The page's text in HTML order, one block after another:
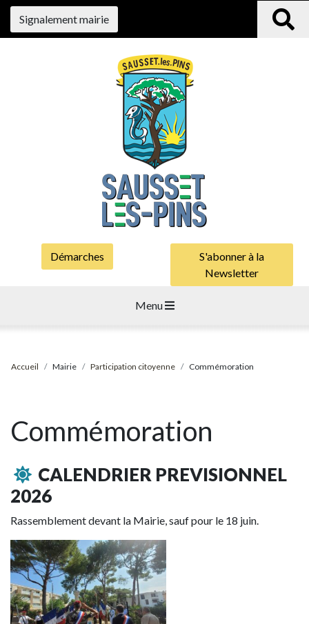
Signalement mairie
Démarches
S'abonner à la
Newsletter
Menu
Accueil Mairie Participation citoyenne Commémoration
Commémoration
CALENDRIER PREVISIONNEL
2026
Rassemblement devant la Mairie, sauf pour le 18 juin.